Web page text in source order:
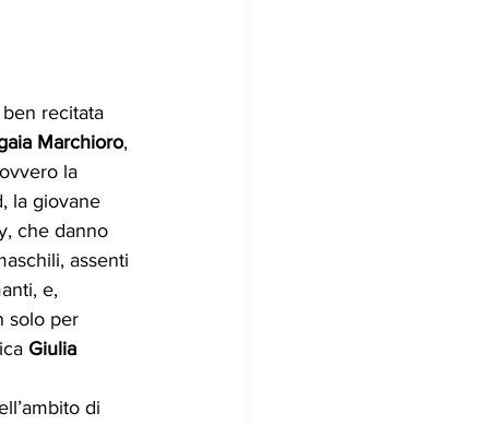
recitata
Marchioro,
ovvero la
la giovane
che danno
assenti
e,
solo per
Giulia
di